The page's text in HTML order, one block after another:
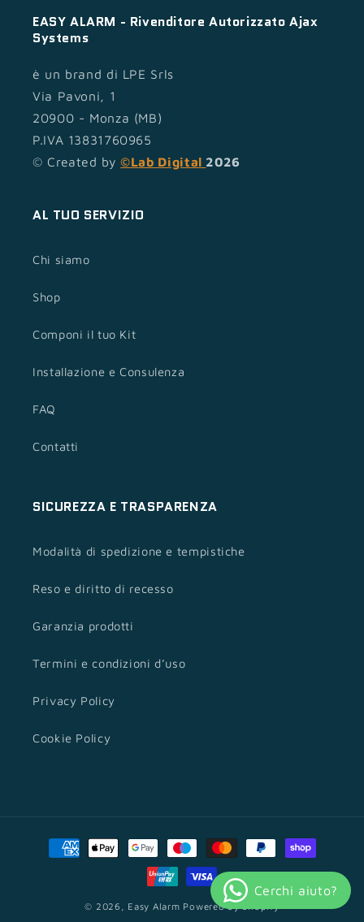
EASY ALARM - Rivenditore Autorizzato Ajax
Systems
è un brand di LPE Srls
Via Pavoni, 1
20900 - Monza (MB)
P.IVA 13831760965
© Created by ©Lab Digital 2026
AL TUO SERVIZIO
Chi siamo
Shop
Componi il tuo Kit
Installazione e Consulenza
FAQ
Contatti
SICUREZZA E TRASPARENZA
Modalità di spedizione e tempistiche
Reso e diritto di recesso
Garanzia prodotti
Termini e condizioni d’uso
Privacy Policy
Cookie Policy
Metodi
© 2026, Easy Alarm Powered by Shopify